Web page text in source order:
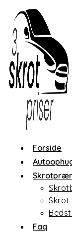
content
Forside
Skrot
Faq